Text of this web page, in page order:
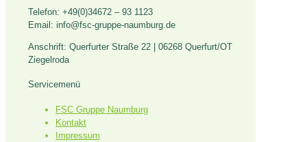
Telefon: +49(0)34672 – 93 1123
Email: info@fsc-gruppe-naumburg.de
Anschrift: Querfurter Straße 22 | 06268 Querfurt/OT
Ziegelroda
Servicemenü
FSC Gruppe Naumburg
Kontakt
Impressum